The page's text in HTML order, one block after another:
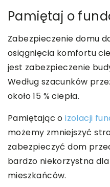
Pamiętaj o
Zabezpieczenie domu
osiągnięcia komfortu
jest zabezpieczenie
Według szacunków
około 15 % ciepła.
Pamiętając oizolacji
możemy zmniejszyć
zabezpieczyć dom
bardzo niekorzystna
mieszkańców.